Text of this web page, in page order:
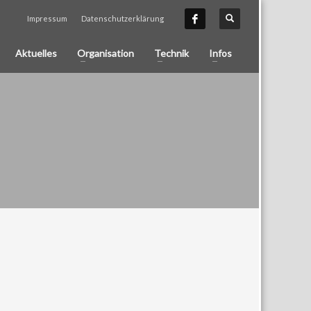
Impressum Datenschutzerklärung
Aktuelles Organisation Technik Infos